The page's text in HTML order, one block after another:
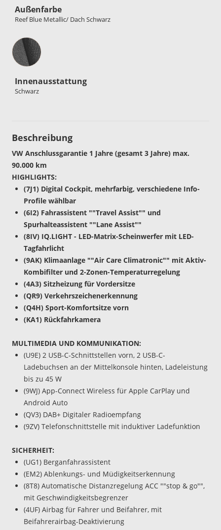
Außenfarbe
Reef Blue Metallic/ Dach Schwarz
Innenausstattung
Innenausstattung
Schwarz
Beschreibung
VW Anschlussgarantie 1 Jahre (gesamt 3 Jahre) max.
90.000 km
HIGHLIGHTS:
(7J1) Digital Cockpit, mehrfarbig, verschiedene Info-
Profile wählbar
(6I2) Fahrassistent ""Travel Assist"" und
Spurhalteassistent ""Lane Assist""
(8IV) IQ.LIGHT - LED-Matrix-Scheinwerfer mit LED-
Tagfahrlicht
(9AK) Klimaanlage ""Air Care Climatronic"" mit Aktiv-
Kombifilter und 2-Zonen-Temperaturregelung
(4A3) Sitzheizung für Vordersitze
(QR9) Verkehrszeichenerkennung
(Q4H) Sport-Komfortsitze vorn
(KA1) Rückfahrkamera
MULTIMEDIA UND KOMMUNIKATION:
(U9E) 2 USB-C-Schnittstellen vorn, 2 USB-C-
Ladebuchsen an der Mittelkonsole hinten, Ladeleistung
bis zu 45 W
(9WJ) App-Connect Wireless für Apple CarPlay und
Android Auto
(QV3) DAB+ Digitaler Radioempfang
(9ZV) Telefonschnittstelle mit induktiver Ladefunktion
SICHERHEIT:
(UG1) Berganfahrassistent
(EM2) Ablenkungs- und Müdigkeitserkennung
(8T8) Automatische Distanzregelung ACC ""stop & go"",
mit Geschwindigkeitsbegrenzer
(4UF) Airbag für Fahrer und Beifahrer, mit
Beifahrerairbag-Deaktivierung